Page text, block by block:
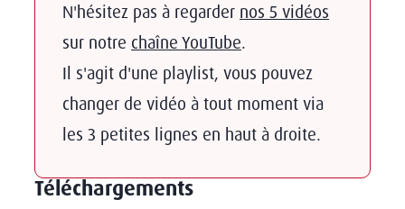
N'hésitez pas à regarder nos 5 vidéos
sur notre chaîne YouTube.
Il s'agit d'une playlist, vous pouvez
changer de vidéo à tout moment via
les 3 petites lignes en haut à droite.
Téléchargements